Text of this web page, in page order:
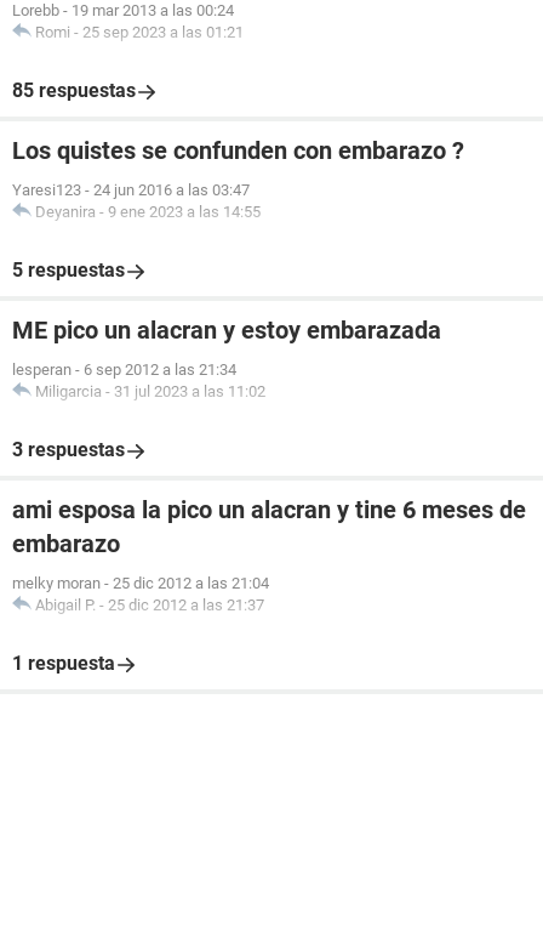
Lorebb - 19 mar 2013 a las 00:24
Romi - 25 sep 2023 a las 01:21
85 respuestas
Los quistes se confunden con embarazo ?
Yaresi123 - 24 jun 2016 a las 03:47
Deyanira - 9 ene 2023 a las 14:55
5 respuestas
ME pico un alacran y estoy embarazada
lesperan - 6 sep 2012 a las 21:34
Miligarcia - 31 jul 2023 a las 11:02
3 respuestas
ami esposa la pico un alacran y tine 6 meses de
embarazo
melky moran - 25 dic 2012 a las 21:04
Abigail P. - 25 dic 2012 a las 21:37
1 respuesta